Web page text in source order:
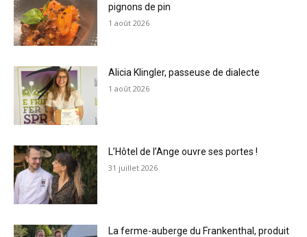
pignons de pin
1 août 2026
Alicia Klingler, passeuse de dialecte
1 août 2026
L’Hôtel de l’Ange ouvre ses portes !
31 juillet 2026
La ferme-auberge du Frankenthal, produit